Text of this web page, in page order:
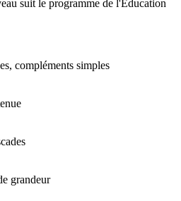
suit le programme de l'Éducation
compléments simples
grandeur